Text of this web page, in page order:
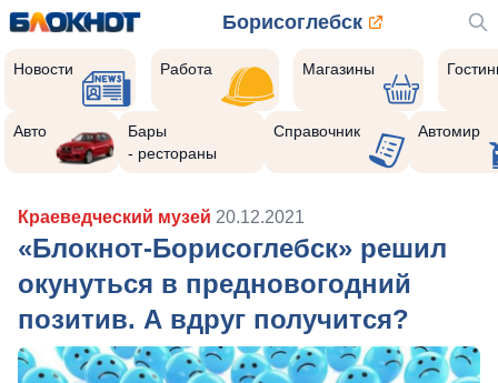
Борисоглебск
Новости Работа Магазины
Авто
Бары
- рестораны
Справочник Автомир
Краеведческий музей 20.12.2021
«Блокнот-Борисоглебск» решил
окунуться в предновогодний
позитив. А вдруг получится?